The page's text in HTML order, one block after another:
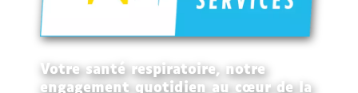
Votre santé respiratoire, notre
engagement quotidien au cœur de la